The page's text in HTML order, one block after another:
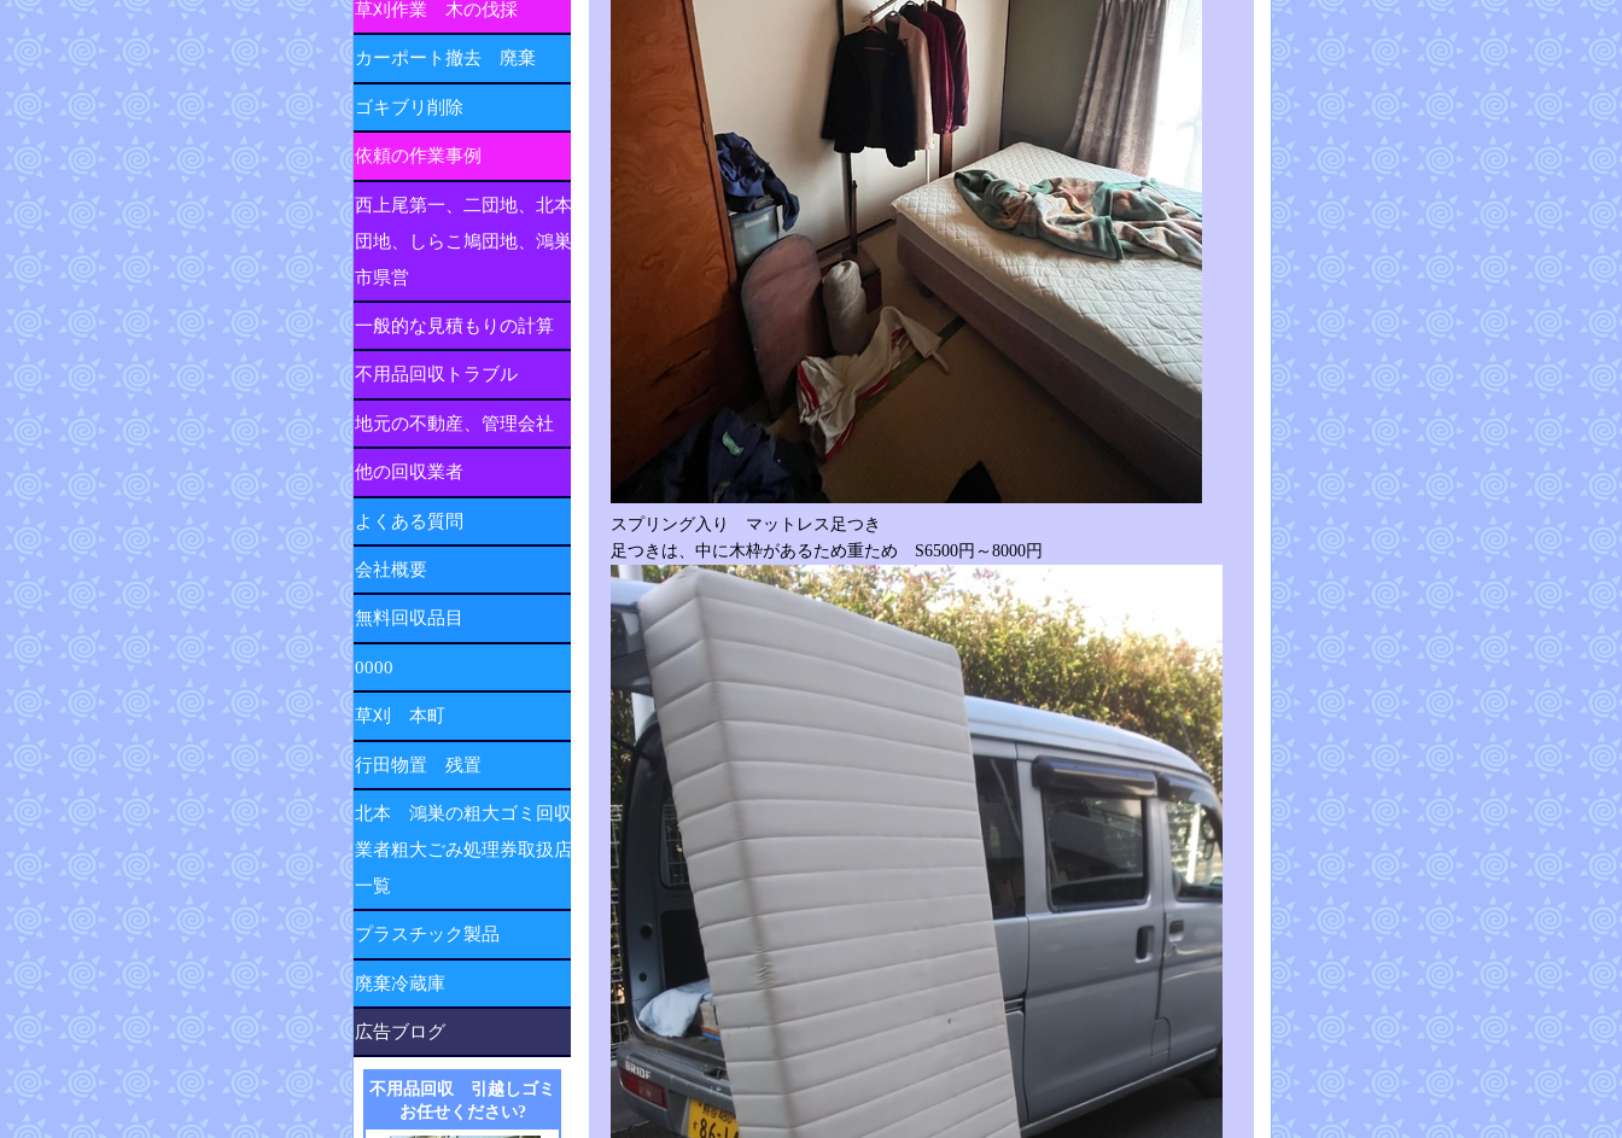
スプリング入り マットレス足つき
足つきは、中に木枠があるため重ため S6500円～8000円
草刈作業 木の伐採
カーポート撤去 廃棄
ゴキブリ削除
依頼の作業事例
西上尾第一、二団地、北本
団地、しらこ鳩団地、鴻巣
市県営
一般的な見積もりの計算
不用品回収トラブル
地元の不動産、管理会社
他の回収業者
よくある質問
会社概要
無料回収品目
0000
草刈 本町
行田物置 残置
北本 鴻巣の粗大ゴミ回収
業者粗大ごみ処理券取扱店
一覧
プラスチック製品
廃棄冷蔵庫
広告ブログ
不用品回収 引越しゴミ
お任せください?